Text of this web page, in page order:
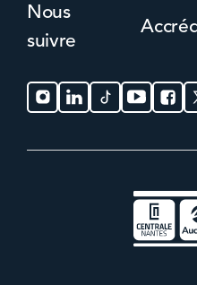
Nous
suivre